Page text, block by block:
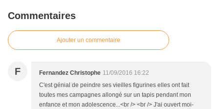
Commentaires
Ajouter un commentaire
F Fernandez Christophe 11/09/2016 16:22
C'est génial de peindre ses vieilles figurines elles ont fait
toutes mes campagnes allongé sur un tapis pendant mon
enfance et mon adolescence...<br /> <br /> J'ai ouvert moi-